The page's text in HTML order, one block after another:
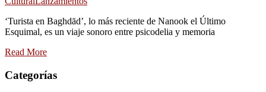
‘Turista en Baghdād’, lo más reciente de Nanook el Último
Esquimal, es un viaje sonoro entre psicodelia y memoria
Read More
Categorías